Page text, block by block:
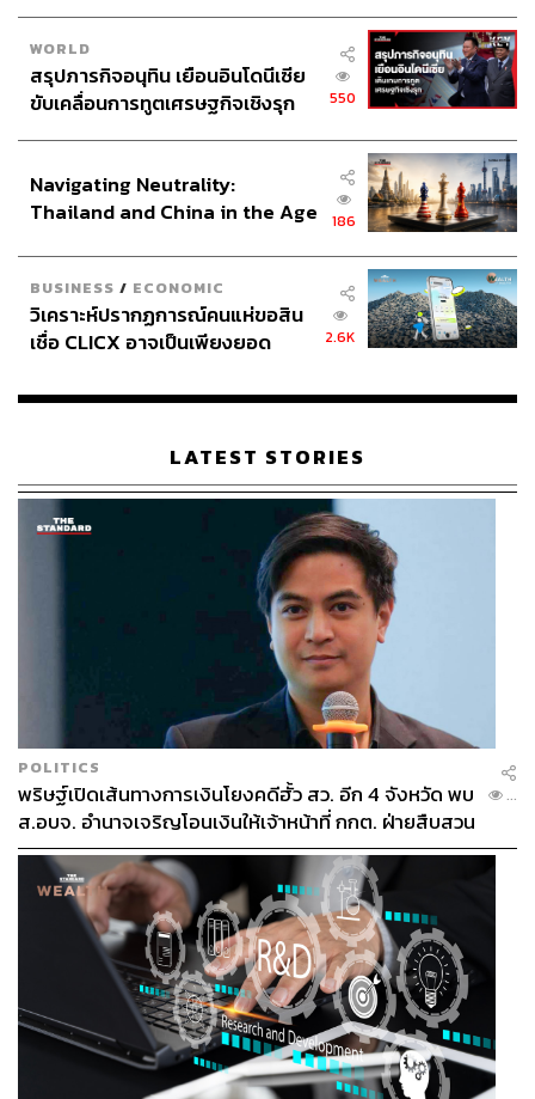
WORLD
สรุปภารกิจอนุทิน เยือนอินโดนีเซีย
ขับเคลื่อนการทูตเศรษฐกิจเชิงรุก
550
Navigating Neutrality:
Thailand and China in the Age
186
BUSINESS / ECONOMIC
วิเคราะห์ปรากฏการณ์คนแห่ขอสิน
เชื่อ CLICX อาจเป็นเพียงยอด
เรือนไทยที่ถูกซุกไว้
2.6K
LATEST STORIES
POLITICS
พริษฐ์เปิดเส้นทางการเงินโยงคดีฮั้ว สว. อีก 4 จังหวัด พบ
ส.อบจ. อำนาจเจริญโอนเงินให้เจ้าหน้าที่ กกต. ฝ่ายสืบสวน
...